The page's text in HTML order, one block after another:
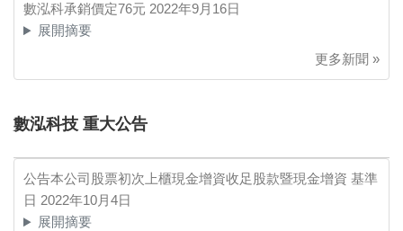
數泓科承銷價定76元 2022年9月16日
展開摘要
更多新聞 »
數泓科技 重大公告
公告本公司股票初次上櫃現金增資收足股款暨現金增資 基準
日 2022年10月4日
展開摘要